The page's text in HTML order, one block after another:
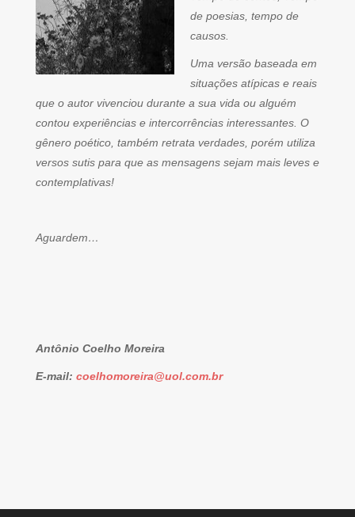
de poesias, tempo de
causos.
Uma versão baseada em
situações atípicas e reais
que o autor vivenciou durante a sua vida ou alguém
contou experiências e intercorrências interessantes. O
gênero poético, também retrata verdades, porém utiliza
versos sutis para que as mensagens sejam mais leves e
contemplativas!
Aguardem…
Antônio Coelho Moreira
E-mail: coelhomoreira@uol.com.br